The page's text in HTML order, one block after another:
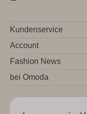
Kundenservice
Account
Fashion News
bei Omoda